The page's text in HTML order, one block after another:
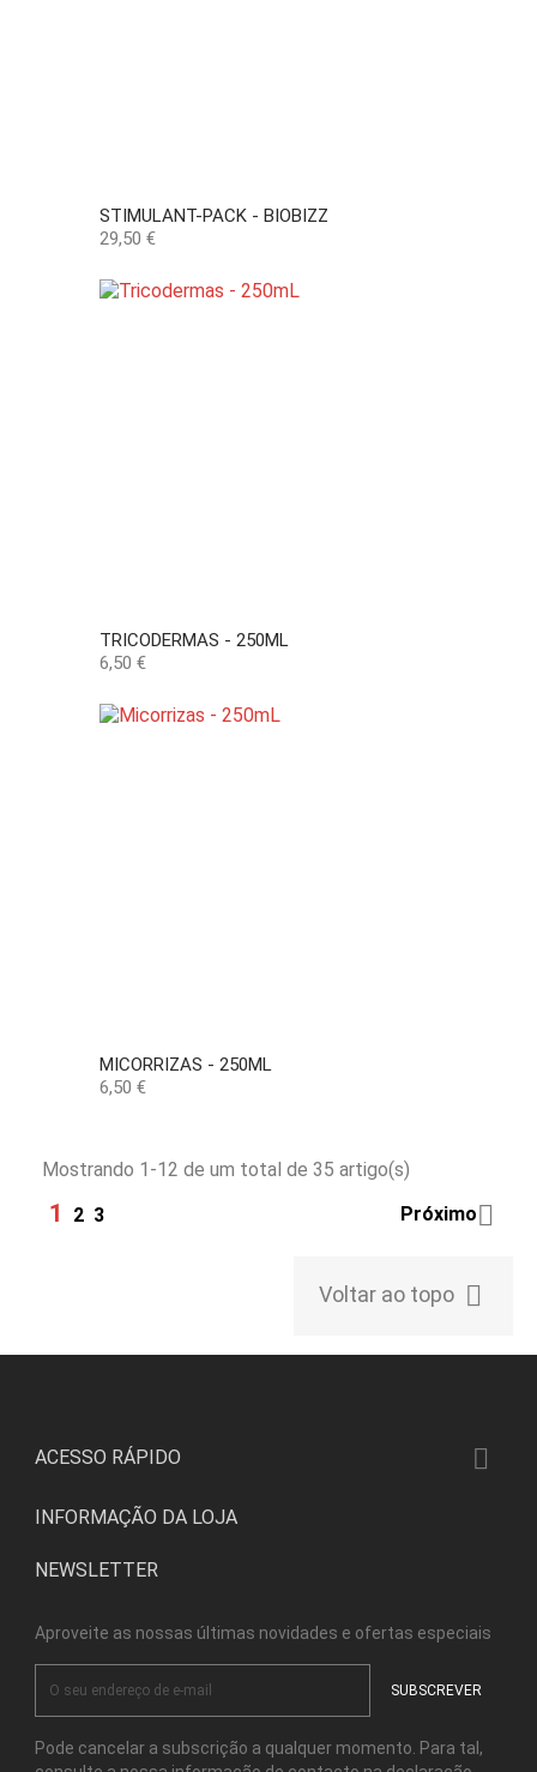
STIMULANT-PACK - BIOBIZZ
Preço
29,50 €
TRICODERMAS - 250ML
Preço
6,50 €
MICORRIZAS - 250ML
Preço
6,50 €
Mostrando 1-12 de um total de 35 artigo(s)
1 2 3 Próximo
Voltar ao topo 
ACESSO RÁPIDO 
INFORMAÇÃO DA LOJA
NEWSLETTER
Aproveite as nossas últimas novidades e ofertas especiais
Pode cancelar a subscrição a qualquer momento. Para tal,